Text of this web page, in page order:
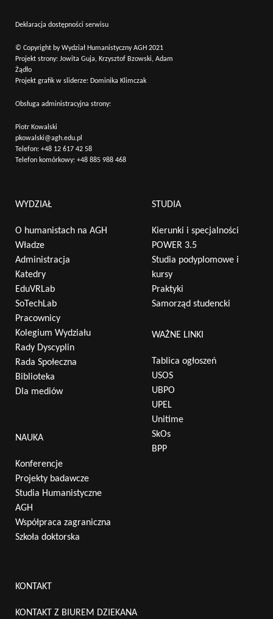
Deklaracja dostępności serwisu
© Copyright by Wydział Humanistyczny AGH 2021
Projekt strony: Jowita Guja, Krzysztof Bzowski, Adam
Żądło
Projekt grafik w sliderze: Dominika Klimczak
Obsługa administracyjna strony:
Piotr Kowalski
pkowalski@agh.edu.pl
Telefon: +48 12 617 42 58
Telefon komórkowy: +48 885 988 468
WYDZIAŁ
O humanistach na AGH
Władze
Administracja
Katedry
EduVRLab
SoTechLab
Pracownicy
Kolegium Wydziału
Rady Dyscyplin
Rada Społeczna
Biblioteka
Dla mediów
NAUKA
Konferencje
Projekty badawcze
Studia Humanistyczne
AGH
Współpraca zagraniczna
Szkoła doktorska
STUDIA
Kierunki i specjalności
POWER 3.5
Studia podyplomowe i
kursy
Praktyki
Samorząd studencki
WAŻNE LINKI
Tablica ogłoszeń
USOS
UBPO
UPEL
Unitime
SkOs
BPP
KONTAKT
KONTAKT Z BIUREM DZIEKANA